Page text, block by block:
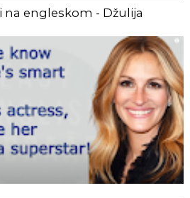
engleskom - Džulija